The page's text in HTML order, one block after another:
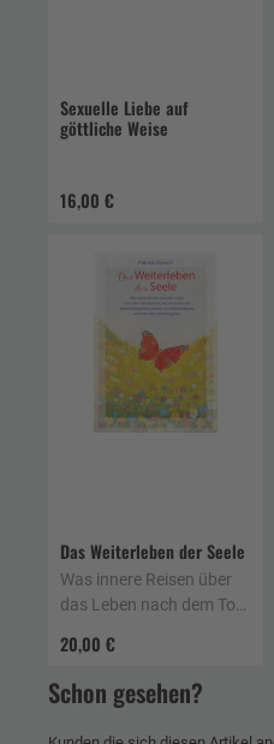
Sexuelle Liebe auf
göttliche Weise
16,00 €
Das Weiterleben der Seele
20,00 €
Was innere Reisen über
das Leben nach dem Tod
Sterbende hilfreich
begleiten und wie wir
selbstbestimmt und in
Schon gesehen?